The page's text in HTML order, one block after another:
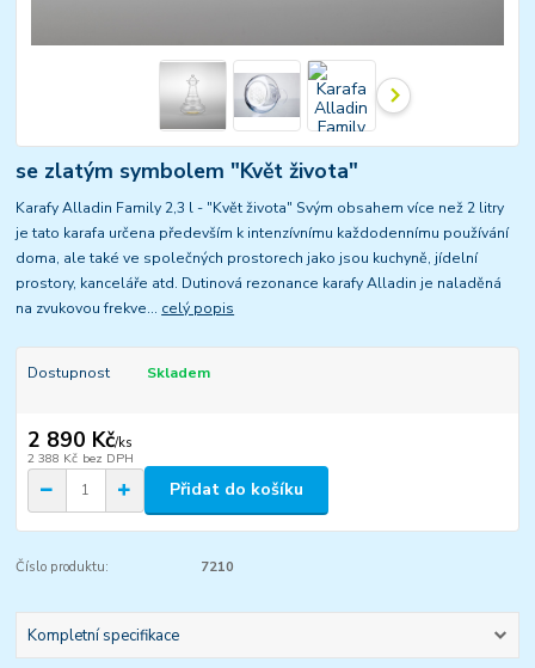
se zlatým symbolem "Květ života"
Karafy Alladin Family 2,3 l - "Květ života" Svým obsahem více než 2 litry
je tato karafa určena především k intenzívnímu každodennímu používání
doma, ale také ve společných prostorech jako jsou kuchyně, jídelní
prostory, kanceláře atd. Dutinová rezonance karafy Alladin je naladěná
na zvukovou frekve... celý popis
Dostupnost Skladem
2 890 Kč/ks
2 388 Kč bez DPH
Přidat do košíku
Číslo produktu: 7210
Kompletní specifikace